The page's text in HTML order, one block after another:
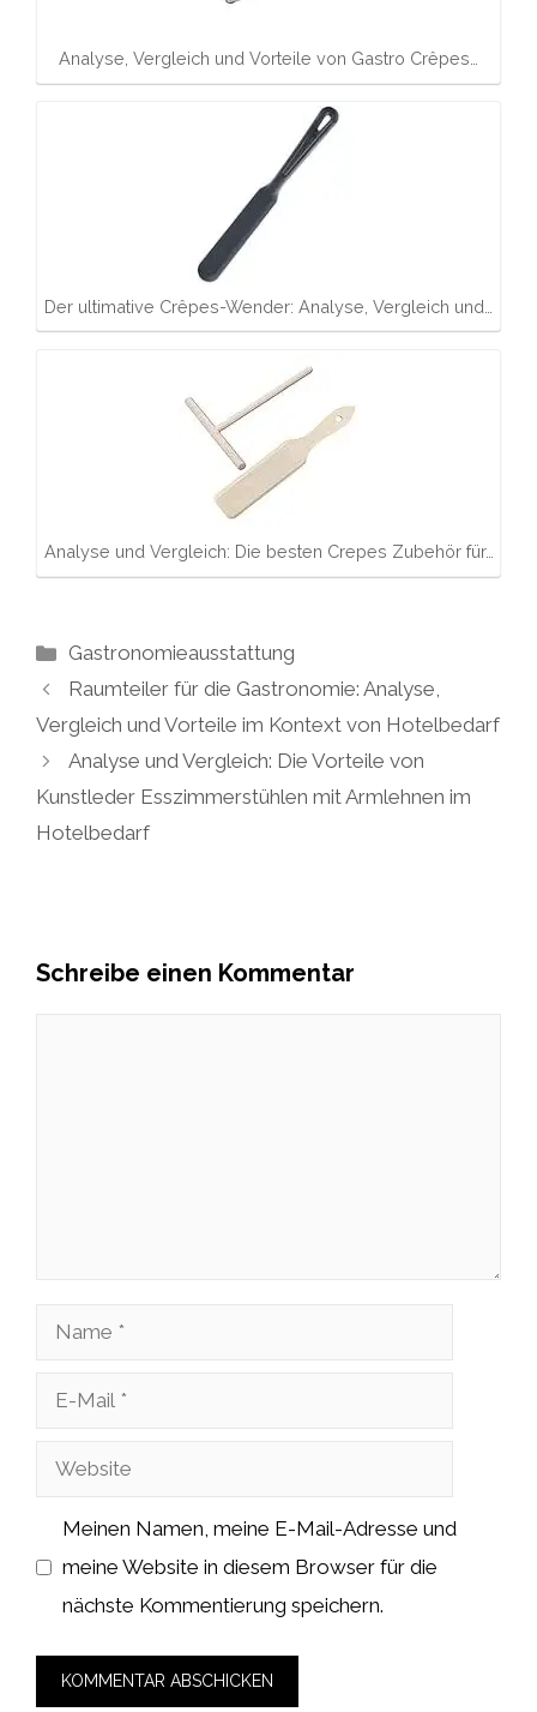
Analyse, Vergleich und Vorteile von Gastro Crêpes…
Der ultimative Crêpes-Wender: Analyse, Vergleich und…
Analyse und Vergleich: Die besten Crepes Zubehör für…
Kategorien
Gastronomieausstattung
Raumteiler für die Gastronomie: Analyse,
Vergleich und Vorteile im Kontext von Hotelbedarf
Analyse und Vergleich: Die Vorteile von
Kunstleder Esszimmerstühlen mit Armlehnen im
Hotelbedarf
Schreibe einen Kommentar
Name
Website
Meinen Namen, meine E-Mail-Adresse und
meine Website in diesem Browser für die
nächste Kommentierung speichern.